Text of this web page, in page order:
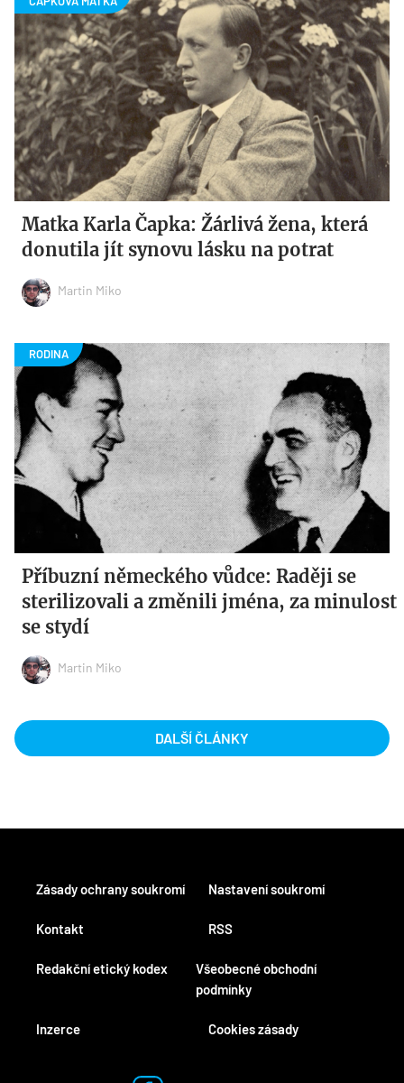
Matka Karla Čapka: Žárlivá žena, která
donutila jít synovu lásku na potrat
Martin Miko
Příbuzní německého vůdce: Raději se
sterilizovali a změnili jména, za minulost
se stydí
Martin Miko
DALŠÍ ČLÁNKY
Kontakt
Redakční etický kodex
Inzerce
RSS
Všeobecné obchodní
podmínky
Cookies zásady
Zásady ochrany soukromí Nastavení soukromí